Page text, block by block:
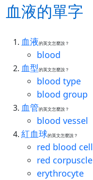
血液的單字
血液的英文怎麼說？
blood
血型的英文怎麼說？
blood type
blood group
血管的英文怎麼說？
blood vessel
紅血球的英文怎麼說？
red blood cell
red corpuscle
erythrocyte